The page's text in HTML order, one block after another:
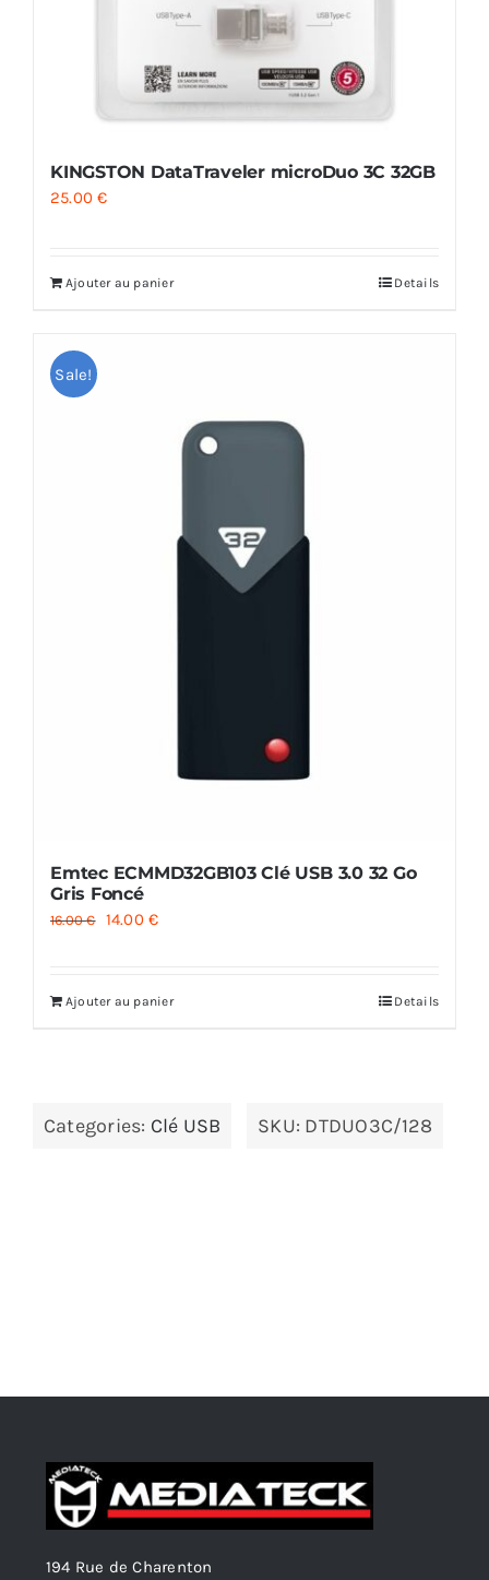
KINGSTON DataTraveler microDuo 3C 32GB
25.00€
Ajouter au panier Details
Sale!
Emtec ECMMD32GB103 Clé USB 3.0 32 Go
Gris Foncé
16.00€
Le
était :
14.00€Le
est :
Ajouter au panier Details
Categories: Clé USB SKU: DTDUO3C/128
194 Rue de Charenton